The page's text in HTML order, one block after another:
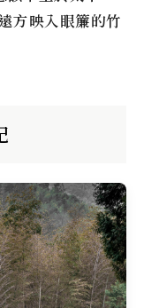
方映入眼簾的竹